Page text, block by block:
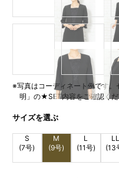
※写真はコーディネート例です
明」の★SET内容をご確認く
サイズを選ぶ
S
(7号)
M
(9号)
L
(11号)
LL
(13